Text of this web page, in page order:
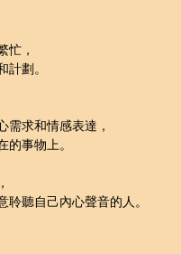
忙，
劃。
需求和情感表達，
事物上。
聽自己內心聲音的人。